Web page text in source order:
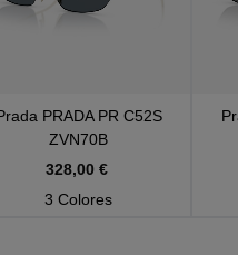
PRADA PR C52S
ZVN70B
328,00 €
3 Colores